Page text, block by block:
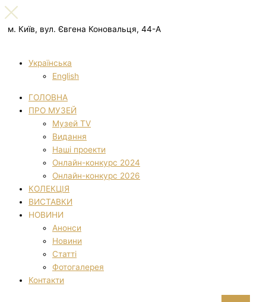
м. Київ, вул. Євгена Коновальця, 44-А
Українська
English
ГОЛОВНА
ПРО МУЗЕЙ
Музей TV
Видання
Наші проекти
Онлайн-конкурс 2024
Онлайн-конкурс 2026
КОЛЕКЦІЯ
ВИСТАВКИ
НОВИНИ
Анонси
Новини
Статті
Фотогалерея
Контакти